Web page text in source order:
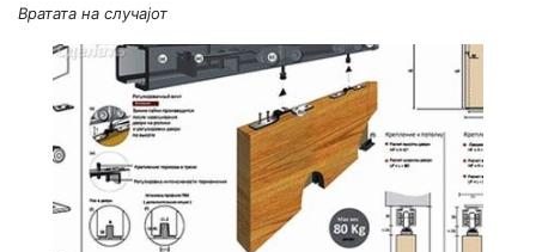
Вратата на случајот